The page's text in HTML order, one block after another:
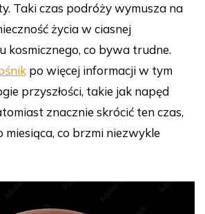
Taki czas podróży wymusza na
życia w ciasnej
kosmicznego, co bywa trudne.
po więcej informacji w tym
przyszłości, takie jak napęd
znacznie skrócić ten czas,
miesiąca, co brzmi niezwykle